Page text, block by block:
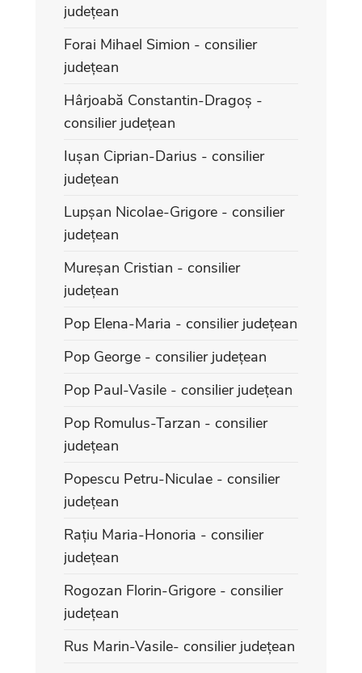
județean
Forai Mihael Simion - consilier
județean
Hârjoabă Constantin-Dragoș -
consilier județean
Iușan Ciprian-Darius - consilier
județean
Lupșan Nicolae-Grigore - consilier
județean
Mureșan Cristian - consilier
județean
Pop Elena-Maria - consilier județean
Pop George - consilier județean
Pop Paul-Vasile - consilier județean
Pop Romulus-Tarzan - consilier
județean
Popescu Petru-Niculae - consilier
județean
Rațiu Maria-Honoria - consilier
județean
Rogozan Florin-Grigore - consilier
județean
Rus Marin-Vasile- consilier județean